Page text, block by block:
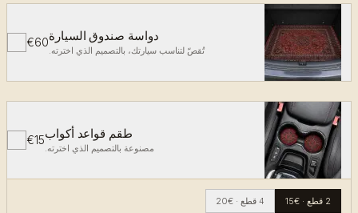
دواسة صندوق السيارة
تُقصّ لتناسب سيارتك، بالتصميم الذي اخترته.
€60
طقم قواعد أكواب
مصنوعة بالتصميم الذي اخترته.
€15
2 قطع ·
€15 4 قطع ·
€20